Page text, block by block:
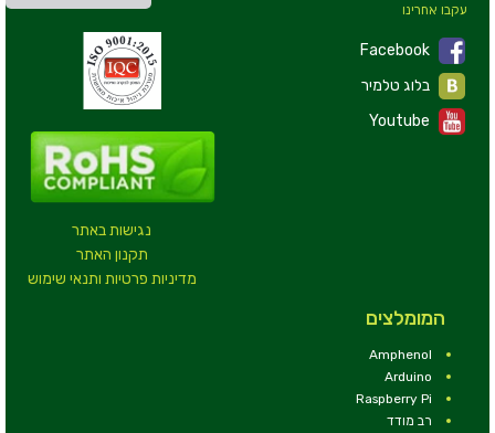
נגישות באתר
תקנון האתר
מדיניות פרטיות ותנאי שימוש
עקבו אחרינו
Facebook
Youtube
המומלצים
Amphenol
Arduino
Raspberry Pi
רב מודד